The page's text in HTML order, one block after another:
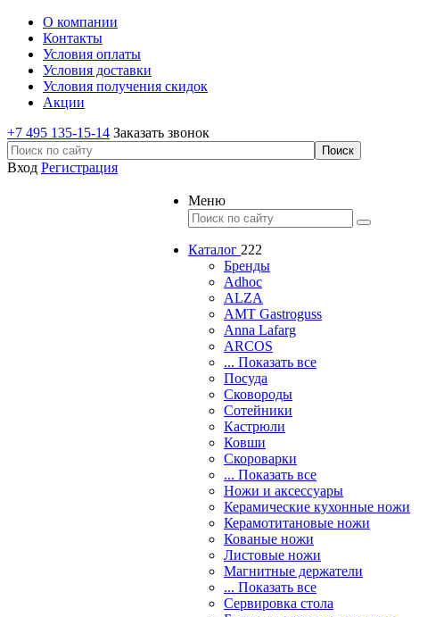
О компании
Контакты
Условия оплаты
Условия доставки
Условия получения скидок
Акции
+7 495 135-15-14 Заказать звонок
Вход Регистрация
Меню
Каталог 222
Бренды
Adhoc
ALZA
AMT Gastroguss
Anna Lafarg
ARCOS
... Показать все
Посуда
Сковороды
Сотейники
Кастрюли
Ковши
Скороварки
... Показать все
Ножи и аксессуары
Керамические кухонные ножи
Керамотитановые ножи
Кованые ножи
Листовые ножи
Магнитные держатели
... Показать все
Сервировка стола